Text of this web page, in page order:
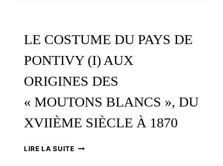
LE COSTUME DU PAYS DE
PONTIVY (I) AUX
ORIGINES DES
« MOUTONS BLANCS », DU
XVIIÈME SIÈCLE À 1870
LIRE LA SUITELE